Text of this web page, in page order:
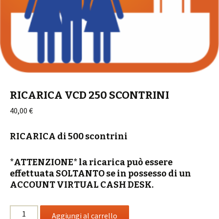
RICARICA VCD 250 SCONTRINI
40,00 €
RICARICA di 500 scontrini
*ATTENZIONE* la ricarica può essere
effettuata SOLTANTO se in possesso di un
ACCOUNT VIRTUAL CASH DESK.
RICARICA
Aggiungi al carrello